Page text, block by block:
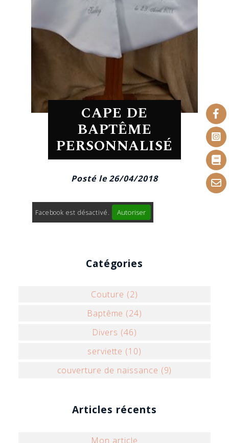
CAPE DE
BAPTÊME
PERSONNALISÉ
Posté le 26/04/2018
Facebook est désactivé. Autoriser
Catégories
Couture (2)
Baptême (24)
Divers (46)
serviette (10)
couverture de naissance (9)
Articles récents
Mon article